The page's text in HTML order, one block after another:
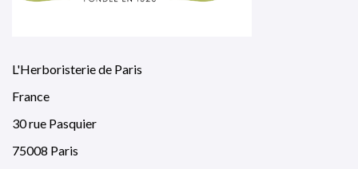
L'Herboristerie de Paris
France
30 rue Pasquier
75008 Paris